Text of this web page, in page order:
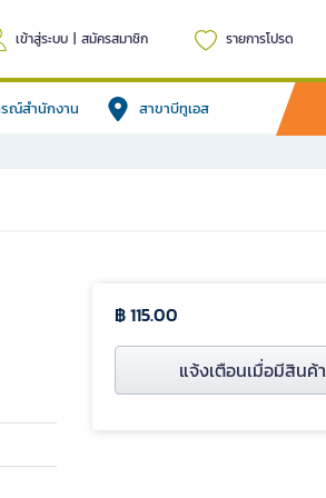
เข้าสู่ระบบ | สมัครสมาชิก รายการโปรด
รณ์สำนักงาน สาขาบีทูเอส
฿ 115.00
แจ้งเตือนเมื่อมีสินค้า